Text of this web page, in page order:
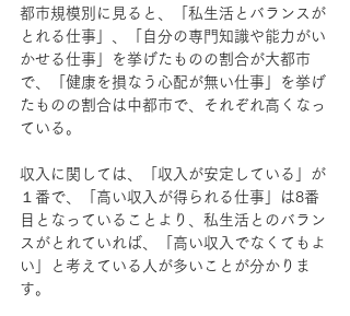
都市規模別に見ると、「私生活とバランスが
とれる仕事」、「自分の専門知識や能力がい
かせる仕事」を挙げたものの割合が大都市
で、「健康を損なう心配が無い仕事」を挙げ
たものの割合は中都市で、それぞれ高くなっ
ている。
収入に関しては、「収入が安定している」が
１番で、「高い収入が得られる仕事」は8番
目となっていることより、私生活とのバラン
スがとれていれば、「高い収入でなくてもよ
い」と考えている人が多いことが分かりま
す。